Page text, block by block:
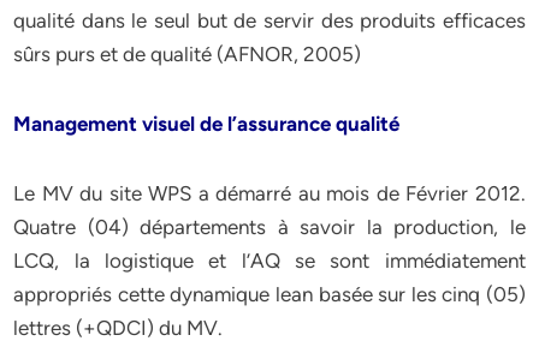
qualité dans le seul but de servir des produits efficaces
sûrs purs et de qualité (AFNOR, 2005)
Management visuel de l’assurance qualité
Le MV du site WPS a démarré au mois de Février 2012.
Quatre (04) départements à savoir la production, le
LCQ, la logistique et l’AQ se sont immédiatement
appropriés cette dynamique lean basée sur les cinq (05)
lettres (+QDCI) du MV.